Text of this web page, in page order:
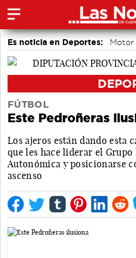
Es noticia en Deportes: Motor
Bolos conquenses
FÚTBOL
Este Pedroñeras
Los ajeros están dando esta
que les hace liderar el
Autonómica y posicionarse
ascenso